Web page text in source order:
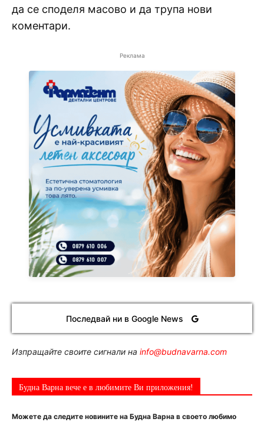
да се споделя масово и да трупа нови
коментари.
Реклама
Последвай ни в Google News
Изпращайте своите сигнали на info@budnavarna.com
Будна Варна вече е в любимите Ви приложения!
Можете да следите новините на Будна Варна в своето любимо